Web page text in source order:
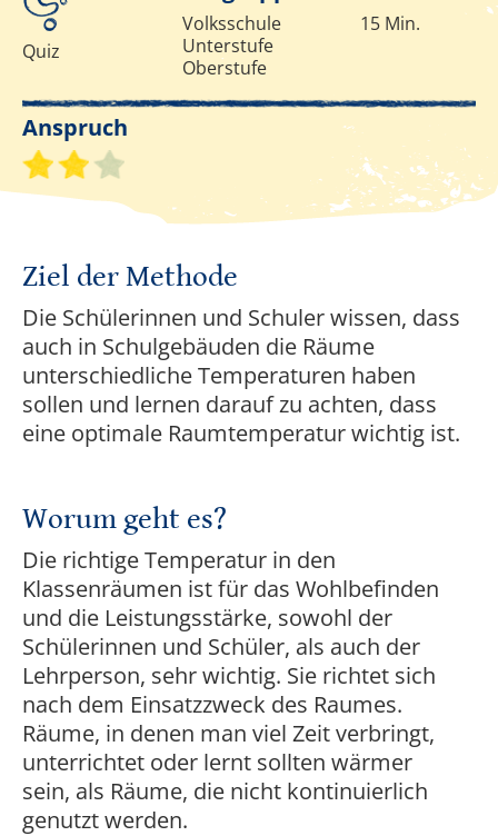
Quiz
Volksschule
Unterstufe
Oberstufe
15 Min.
Anspruch
Schwierigkeitsgrad 2 von 3
Ziel der Methode
Die Schülerinnen und Schuler wissen, dass
auch in Schulgebäuden die Räume
unterschiedliche Temperaturen haben
sollen und lernen darauf zu achten, dass
eine optimale Raumtemperatur wichtig ist.
Worum geht es?
Die richtige Temperatur in den
Klassenräumen ist für das Wohlbefinden
und die Leistungsstärke, sowohl der
Schülerinnen und Schüler, als auch der
Lehrperson, sehr wichtig. Sie richtet sich
nach dem Einsatzzweck des Raumes.
Räume, in denen man viel Zeit verbringt,
unterrichtet oder lernt sollten wärmer
sein, als Räume, die nicht kontinuierlich
genutzt werden.